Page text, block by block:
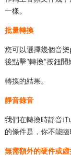
一樣。
批量轉換
您可以選擇幾個音
後點擊“轉換”按鈕
轉換的結果。
靜音錄音
我們在轉換時靜音
的條件是，你不能臨
無需額外的硬件或